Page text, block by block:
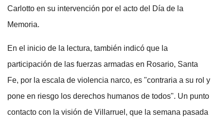
Carlotto en su intervención por el acto del Día de la
Memoria.
En el inicio de la lectura, también indicó que la
participación de las fuerzas armadas en Rosario, Santa
Fe, por la escala de violencia narco, es "contraria a su rol y
pone en riesgo los derechos humanos de todos". Un punto
contacto con la visión de Villarruel, que la semana pasada